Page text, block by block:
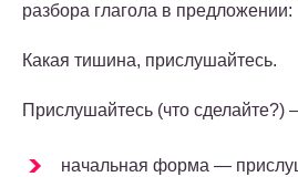
разбора глагола в предложении:
Какая тишина, прислушайтесь.
Прислушайтесь (что сделайте?)
начальная форма —